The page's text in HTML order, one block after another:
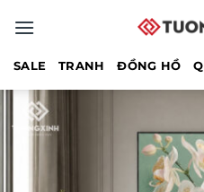
qua
SALE TRANH ĐỒNG HỒ